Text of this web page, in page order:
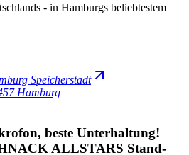
- in Hamburgs beliebtestem
Speicherstadt
Hamburg
beste Unterhaltung!
ALLSTARS Stand-